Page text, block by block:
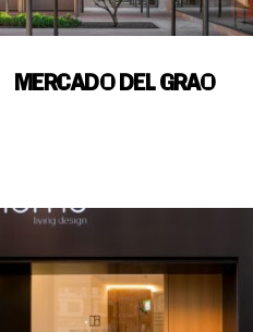
MERCADO DEL GRAO